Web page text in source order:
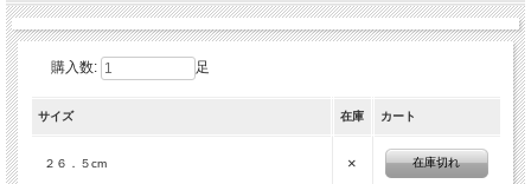
購入数: 足
サイズ 在庫 カート
２６．５cm × 在庫切れ